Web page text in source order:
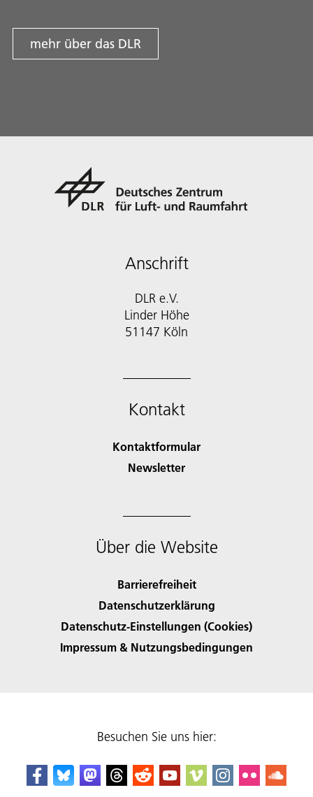
mehr über das DLR
Anschrift
DLR e.V.
Linder Höhe
51147 Köln
Kontakt
Kontaktformular
Newsletter
Über die Website
Barrierefreiheit
Datenschutzerklärung
Datenschutz-Einstellungen (Cookies)
Impressum & Nutzungsbedingungen
Besuchen Sie uns hier: